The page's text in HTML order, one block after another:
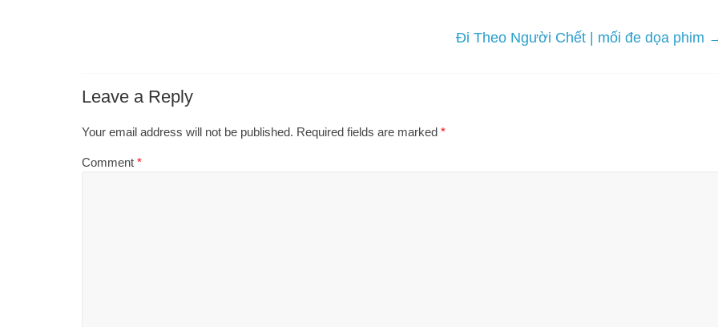
Đi Theo Người Chết | mối đe dọa phim
Leave a Reply
Your email address will not be published. Required fields are marked *
Comment *